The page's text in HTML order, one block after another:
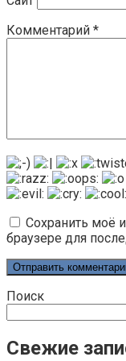
Комментарий *
Сохранить моё
браузере для
Поиск
Свежие